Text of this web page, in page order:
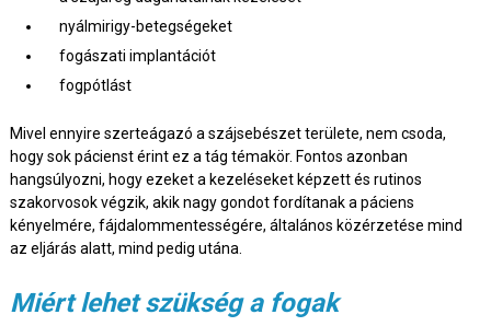
nyálmirigy-betegségeket
fogászati implantációt
fogpótlást
Mivel ennyire szerteágazó a szájsebészet területe, nem csoda,
hogy sok pácienst érint ez a tág témakör. Fontos azonban
hangsúlyozni, hogy ezeket a kezeléseket képzett és rutinos
szakorvosok végzik, akik nagy gondot fordítanak a páciens
kényelmére, fájdalommentességére, általános közérzetése mind
az eljárás alatt, mind pedig utána.
Miért lehet szükség a fogak